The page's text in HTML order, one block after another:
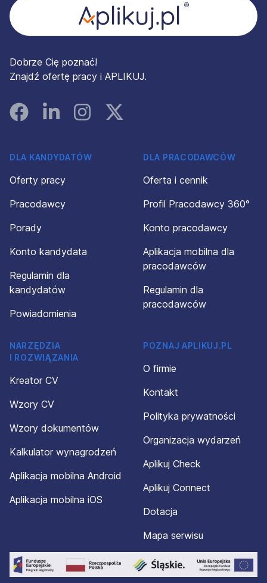
Dobrze Cię poznać!
Znajdź ofertę pracy i APLIKUJ.
FacebookLinked InInstagramInstagram
DLA KANDYDATÓW
Oferty pracy
Pracodawcy
Porady
Konto kandydata
Regulamin dla
kandydatów
Powiadomienia
DLA PRACODAWCÓW
Oferta i cennik
Profil Pracodawcy 360°
Konto pracodawcy
Aplikacja mobilna dla
pracodawców
Regulamin dla
pracodawców
NARZĘDZIA
I ROZWIĄZANIA
Kreator CV
Wzory CV
Wzory dokumentów
Kalkulator wynagrodzeń
Aplikacja mobilna Android
Aplikacja mobilna iOS
POZNAJ APLIKUJ.PL
O firmie
Kontakt
Polityka prywatności
Organizacja wydarzeń
Aplikuj Check
Aplikuj Connect
Dotacja
Mapa serwisu